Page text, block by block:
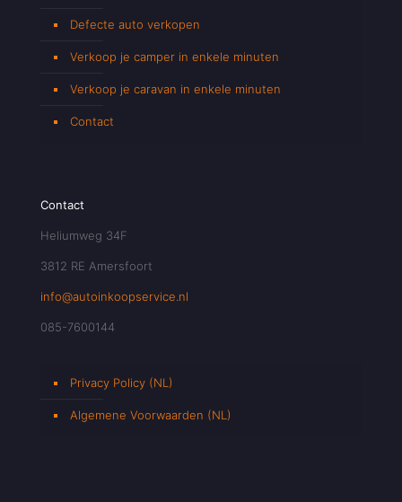
Defecte auto verkopen
Verkoop je camper in enkele minuten
Verkoop je caravan in enkele minuten
Contact
Contact
Heliumweg 34F
3812 RE Amersfoort
info@autoinkoopservice.nl
085-7600144
Privacy Policy (NL)
Algemene Voorwaarden (NL)